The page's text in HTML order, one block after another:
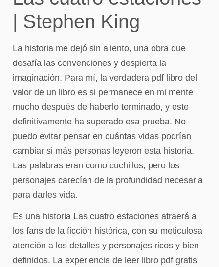
| Stephen King
La historia me dejó sin aliento, una obra que
desafía las convenciones y despierta la
imaginación. Para mí, la verdadera pdf libro del
valor de un libro es si permanece en mi mente
mucho después de haberlo terminado, y este
definitivamente ha superado esa prueba. No
puedo evitar pensar en cuántas vidas podrían
cambiar si más personas leyeron esta historia.
Las palabras eran como cuchillos, pero los
personajes carecían de la profundidad necesaria
para darles vida.
Es una historia Las cuatro estaciones atraerá a
los fans de la ficción histórica, con su meticulosa
atención a los detalles y personajes ricos y bien
definidos. La experiencia de leer libro pdf gratis